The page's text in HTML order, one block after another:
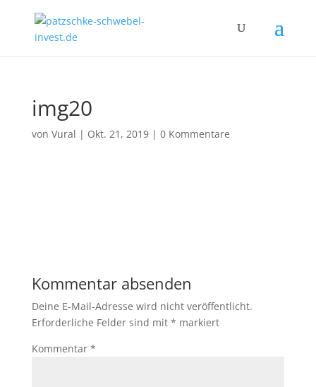
img20
von Vural | Okt. 21, 2019| 0 Kommentare
Kommentar absenden
Deine E-Mail-Adresse wird nicht veröffentlicht.
Erforderliche Felder sind mit * markiert
Kommentar *